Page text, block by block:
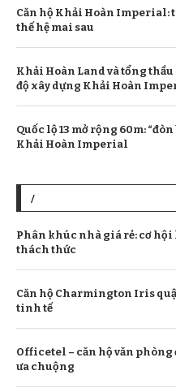
Căn hộ Khải Hoàn Imperial:
thế hệ mai sau
Khải Hoàn Land và tổng
độ xây dựng Khải Hoàn
Quốc lộ 13 mở rộng 60m:
Khải Hoàn Imperial
/
Phân khúc nhà giá rẻ: cơ
thách thức
Căn hộ Charmington Iris
tinh tế
Officetel – căn hộ văn
ưa chuộng